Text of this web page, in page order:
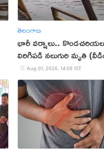
తెలంగాణ
భారీ వర్షాలు..
విరిగిపడి నలుగురి మృతి
Aug 01, 2026, 14:08 IST